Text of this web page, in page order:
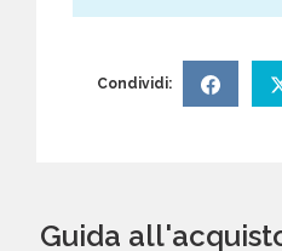
Condividi:
Guida